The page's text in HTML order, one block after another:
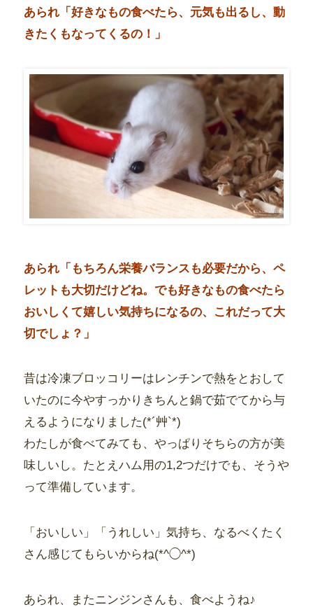
あられ「好きなもの食べたら、元気も出るし、動
きたくもなってくるの！」
あられ「もちろん栄養バランスも必要だから、ペ
レットも大切だけどね。でも好きなもの食べたら
おいしくて嬉しい気持ちになるの、これだって大
切でしょ？」
昔は冷凍ブロッコリーはレンチンで熱をとおして
いたのに今やすっかりきちんと鍋で茹でてから与
えるようになりました(*´艸`*)
わたしが食べてみても、やっぱりそちらの方が美
味しいし。たとえハム用の1,2つだけでも、そうや
って準備しています。
「おいしい」「うれしい」気持ち、なるべくたく
さん感じてもらいからね(*^◯^*)
あられ、またニンジンさんも、食べようね♪